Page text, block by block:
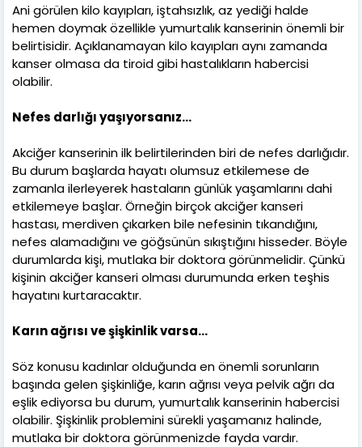
Ani görülen kilo kayıpları, iştahsızlık, az yediği halde
hemen doymak özellikle yumurtalık kanserinin önemli bir
belirtisidir. Açıklanamayan kilo kayıpları aynı zamanda
kanser olmasa da tiroid gibi hastalıkların habercisi
olabilir.
Nefes darlığı yaşıyorsanız…
Akciğer kanserinin ilk belirtilerinden biri de nefes darlığıdır.
Bu durum başlarda hayatı olumsuz etkilemese de
zamanla ilerleyerek hastaların günlük yaşamlarını dahi
etkilemeye başlar. Örneğin birçok akciğer kanseri
hastası, merdiven çıkarken bile nefesinin tıkandığını,
nefes alamadığını ve göğsünün sıkıştığını hisseder. Böyle
durumlarda kişi, mutlaka bir doktora görünmelidir. Çünkü
kişinin akciğer kanseri olması durumunda erken teşhis
hayatını kurtaracaktır.
Karın ağrısı ve şişkinlik varsa…
Söz konusu kadınlar olduğunda en önemli sorunların
başında gelen şişkinliğe, karın ağrısı veya pelvik ağrı da
eşlik ediyorsa bu durum, yumurtalık kanserinin habercisi
olabilir. Şişkinlik problemini sürekli yaşamanız halinde,
mutlaka bir doktora görünmenizde fayda vardır.